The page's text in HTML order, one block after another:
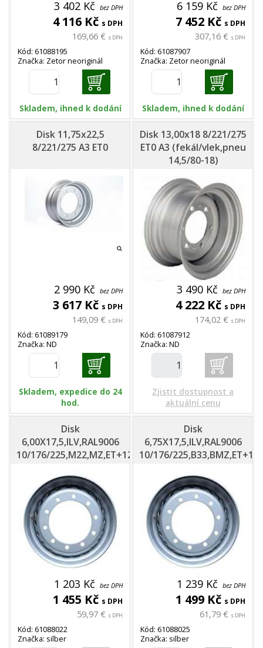
3 402 Kč bez DPH
4 116 Kč s DPH
169,66 € s DPH
Kód: 61088195
Značka: Zetor neoriginál
Skladem, ihned k dodání
6 159 Kč bez DPH
7 452 Kč s DPH
307,16 € s DPH
Kód: 61087907
Značka: Zetor neoriginál
Skladem, ihned k dodání
Disk 11,75x22,5
8/221/275 A3 ET0
2 990 Kč bez DPH
3 617 Kč s DPH
149,09 € s DPH
Kód: 61089179
Značka: ND
Skladem, expedice do 24
hod.
Disk 13,00x18 8/221/275
ET0 A3 (fekál/vlek,pneu
14,5/80-18)
3 490 Kč bez DPH
4 222 Kč s DPH
174,02 € s DPH
Kód: 61087912
Značka: ND
Zjistit dostupnost a
aktuální cenu
Disk
6,00X17,5,ILV,RAL9006
10/176/225,M22,MZ,ET+125
1 203 Kč bez DPH
1 455 Kč s DPH
59,97 € s DPH
Kód: 61088022
Značka: silber
Disk
6,75X17,5,ILV,RAL9006
10/176/
1 239 Kč bez DPH
1 499 Kč s DPH
61,79 € s DPH
Kód: 61088025
Značka: silber